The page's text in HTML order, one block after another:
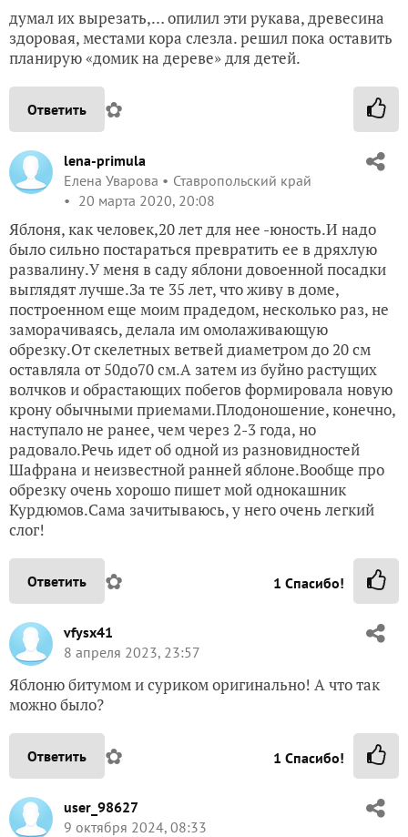
думал их вырезать,… опилил эти рукава, древесина
здоровая, местами кора слезла. решил пока оставить
планирую «домик на дереве» для детей.
Ответить ✿
lena-primula
Елена Уварова
Ставропольский край
20 марта 2020, 20:08
Яблоня, как человек,20 лет для нее -юность.И надо
было сильно постараться превратить ее в дряхлую
развалину.У меня в саду яблони довоенной посадки
выглядят лучше.За те 35 лет, что живу в доме,
построенном еще моим прадедом, несколько раз, не
заморачиваясь, делала им омолаживающую
обрезку.От скелетных ветвей диаметром до 20 см
оставляла от 50до70 см.А затем из буйно растущих
волчков и обрастающих побегов формировала новую
крону обычными приемами.Плодоношение, конечно,
наступало не ранее, чем через 2-3 года, но
радовало.Речь идет об одной из разновидностей
Шафрана и неизвестной ранней яблоне.Вообще про
обрезку очень хорошо пишет мой однокашник
Курдюмов.Сама зачитываюсь, у него очень легкий
слог!
Ответить ✿ 1 Спасибо!
vfysx41
8 апреля 2023, 23:57
Яблоню битумом и суриком оригинально! А что так
можно было?
Ответить ✿ 1 Спасибо!
user_98627
9 октября 2024, 08:33